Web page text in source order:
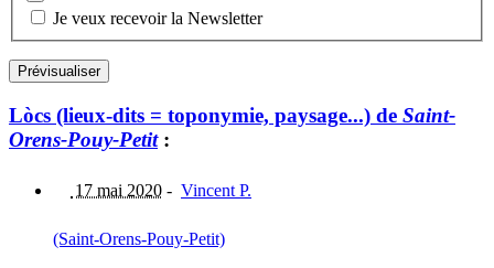
Je veux recevoir la Newsletter
Lòcs (lieux-dits = toponymie, paysage...) de Saint-
Orens-Pouy-Petit:
17 mai 2020 - Vincent P.
(Saint-Orens-Pouy-Petit)